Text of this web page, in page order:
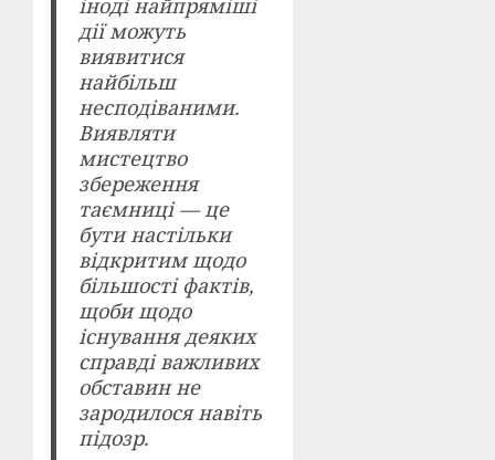
іноді найпряміші
дії можуть
виявитися
найбільш
несподіваними.
Виявляти
мистецтво
збереження
таємниці — це
бути настільки
відкритим щодо
більшості фактів,
щоби щодо
існування деяких
справді важливих
обставин не
зародилося навіть
підозр.